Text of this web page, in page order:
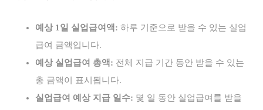
예상 1일 실업급여액: 하루 기준으로 받을 수 있는 실업
급여 금액입니다.
예상 실업급여 총액: 전체 지급 기간 동안 받을 수 있는
총 금액이 표시됩니다.
실업급여 예상 지급 일수: 몇 일 동안 실업급여를 받을